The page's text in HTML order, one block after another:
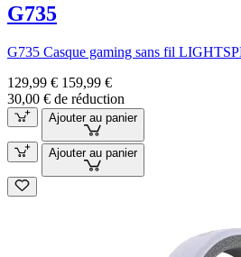
G735
G735 Casque gaming sans fil
129,99 € 159,99 €
30,00 € de réduction
Ajouter au panier
Ajouter au panier